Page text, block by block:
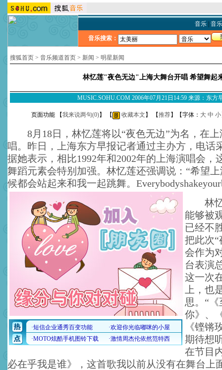
音乐| 音
音乐搜索：
搜狐首页 > 音乐频道首页 > 新闻 > 明星新闻
林忆莲"夜色无边"上海大舞台开唱 希望舞起
MUSIC.SOHU.COM 2006年07月21日14:59 来源：东方
页面功能 【我来说两句(0)】 【 收藏本文 】 【推荐】【字体： 大 中 小
8月18日，林忆莲将以“夜色无边”为名，在上
唱。昨日，上海东方早报记者通过主办方，电话
据她表示，相比1992年和2002年的上海演唱会，
舞蹈元素会特别加强。林忆莲还强调说：“希望
候都会站起来和我一起跳舞。
林忆
能够被
已经不
把此次“
会作为
台表演
这一次
上，也
思。“
你》、
《铿锵
期待想
在节目
必在乎我是谁》，这首歌我以前从没有在舞台上